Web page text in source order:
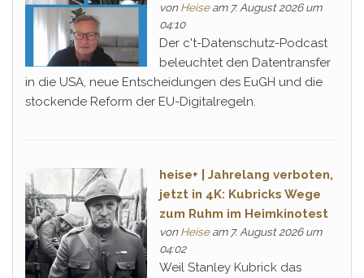
von Heiseam 7. August 2026 um
04:10
Der c't-Datenschutz-Podcast
beleuchtet den Datentransfer
in die USA, neue Entscheidungen des EuGH und die
stockende Reform der EU-Digitalregeln.
heise+ | Jahrelang verboten,
jetzt in 4K: Kubricks Wege
zum Ruhm im Heimkinotest
von Heiseam 7. August 2026 um
04:02
Weil Stanley Kubrick das